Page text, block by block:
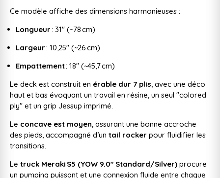
Ce modèle affiche des dimensions harmonieuses :
Longueur: 31″ (~78 cm)
Largeur: 10,25″ (~26 cm)
Empattement: 18″ (~45,7 cm)
Le deck est construit en érable dur 7 plis, avec une déco
haut et bas évoquant un travail en résine, un seul "colored
ply" et un grip Jessup imprimé.
Le concave est moyen, assurant une bonne accroche
des pieds, accompagné d’un tail rocker pour fluidifier les
transitions.
Le truck Meraki S5 (YOW 9.0″ Standard/Silver) procure
un pumping puissant et une connexion fluide entre chaque